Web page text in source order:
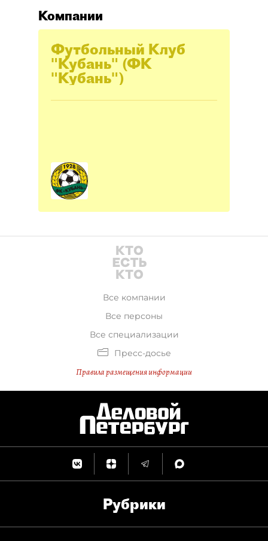
Компании
Футбольный Клуб
"Кубань" (ФК
"Кубань")
Все компании
Все персоны
Все специализации
Пресс-досье
Правила размещения информации
Рубрики